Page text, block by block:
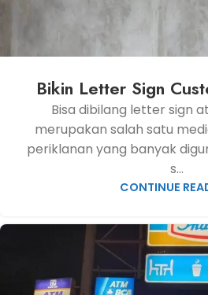
Bikin Letter Sign
Bisa dibilang letter sign
merupakan salah satu
periklanan yang banyak
s...
CONTINUE